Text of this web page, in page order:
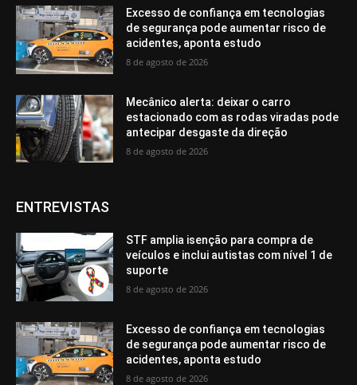
Excesso de confiança em tecnologias
de segurança pode aumentar risco de
acidentes, aponta estudo
8 de agosto de 2026
Mecânico alerta: deixar o carro
estacionado com as rodas viradas pode
antecipar desgaste da direção
8 de agosto de 2026
ENTREVISTAS
STF amplia isenção para compra de
veículos e inclui autistas com nível 1 de
suporte
8 de agosto de 2026
Excesso de confiança em tecnologias
de segurança pode aumentar risco de
acidentes, aponta estudo
8 de agosto de 2026